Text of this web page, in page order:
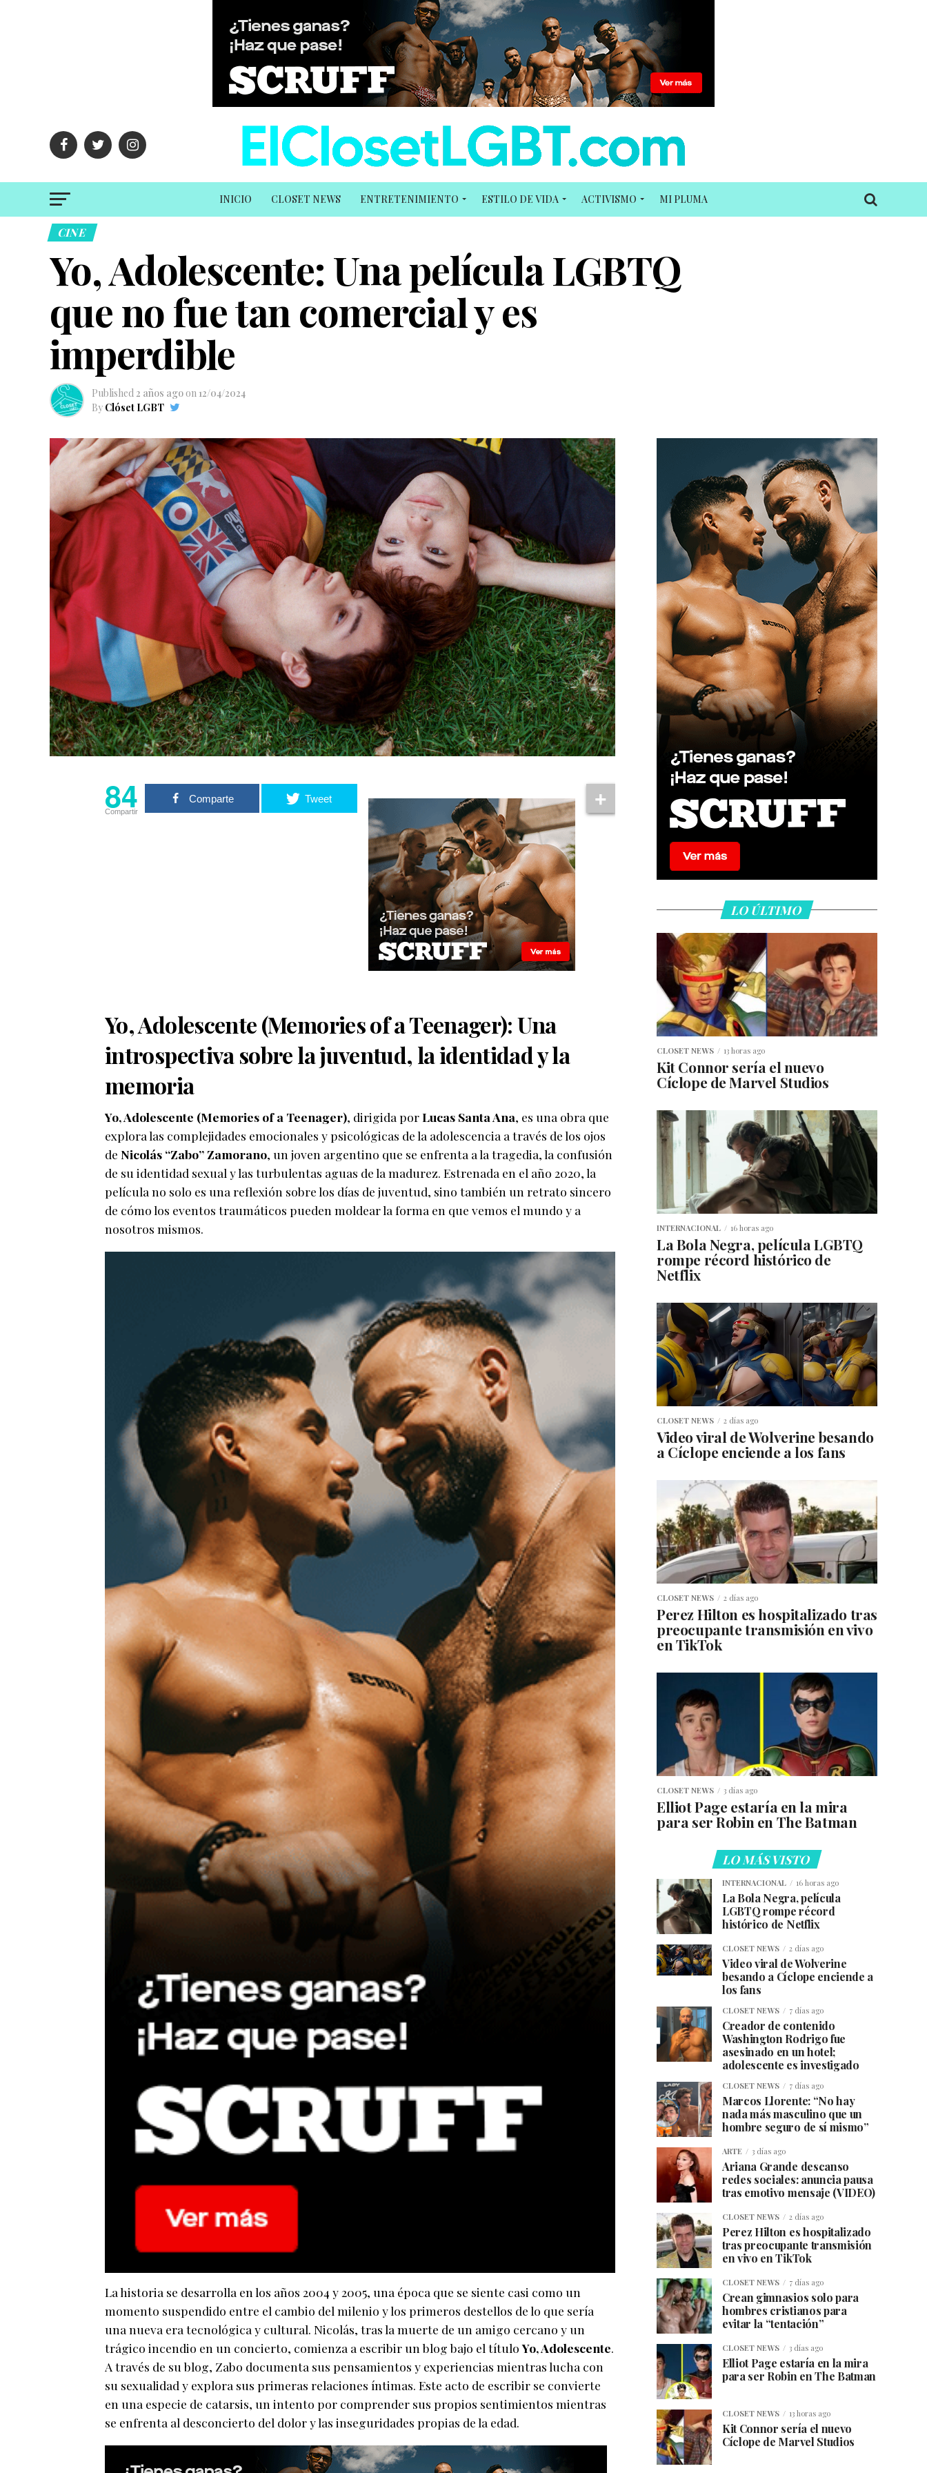
INICIO CLOSET NEWS ENTRETENIMIENTO ESTILO DE VIDA ACTIVISMO MI PLUMA
CINE
Yo, Adolescente: Una película LGBTQ
que no fue tan comercial y es
imperdible
Published2 años ago on 12/04/2024
By Clóset LGBT
84
Compartir
Comparte Tweet
Yo, Adolescente (Memories of a Teenager): Una
introspectiva sobre la juventud, la identidad y la
memoria
Yo, Adolescente (Memories of a Teenager), dirigida porLucas Santa Ana, es una obra que
explora las complejidades emocionales y psicológicas de la adolescencia a través de los ojos
de Nicolás “Zabo” Zamorano, un joven argentino que se enfrenta a la tragedia, la confusión
de su identidad sexual y las turbulentas aguas de la madurez. Estrenada en el año 2020, la
película no solo es una reflexión sobre los días de juventud, sino también un retrato sincero
de cómo los eventos traumáticos pueden moldear la forma en que vemos el mundo y a
nosotros mismos.
La historia se desarrolla en los años 2004 y 2005, una época que se siente casi como un
momento suspendido entre el cambio del milenio y los primeros destellos de lo que sería
una nueva era tecnológica y cultural. Nicolás, tras la muerte de un amigo cercano y un
trágico incendio en un concierto, comienza a escribir un blog bajo el títuloYo, Adolescente.
A través de su blog, Zabo documenta sus pensamientos y experiencias mientras lucha con
su sexualidad y explora sus primeras relaciones íntimas. Este acto de escribir se convierte
en una especie de catarsis, un intento por comprender sus propios sentimientos mientras
se enfrenta al desconcierto del dolor y las inseguridades propias de la edad.
LO ÚLTIMO
CLOSET NEWS 13 horas ago
Kit Connor sería el nuevo
Cíclope de Marvel Studios
INTERNACIONAL 16 horas ago
La Bola Negra, película LGBTQ
rompe récord histórico de
Netflix
CLOSET NEWS 2 días ago
Video viral de Wolverine besando
a Cíclope enciende a los fans
CLOSET NEWS 2 días ago
Perez Hilton es hospitalizado tras
preocupante transmisión en vivo
en TikTok
CLOSET NEWS 3 días ago
Elliot Page estaría en la mira
para ser Robin en The Batman
LO MÁS VISTO
INTERNACIONAL 16 horas ago
La Bola Negra, película
LGBTQ rompe récord
histórico de Netflix
CLOSET NEWS 2 días ago
Video viral de Wolverine
besando a Cíclope enciende a
los fans
CLOSET NEWS 7 días ago
Creador de contenido
Washington Rodrigo fue
asesinado en un hotel;
adolescente es investigado
CLOSET NEWS 7 días ago
Marcos Llorente: “No hay
nada más masculino que un
hombre seguro de sí mismo”
ARTE 3 días ago
Ariana Grande descanso
redes sociales: anuncia pausa
tras emotivo mensaje (VIDEO)
CLOSET NEWS 2 días ago
Perez Hilton es hospitalizado
tras preocupante transmisión
en vivo en TikTok
CLOSET NEWS 7 días ago
Crean gimnasios solo para
hombres cristianos para
evitar la “tentación”
CLOSET NEWS 3 días ago
Elliot Page estaría en la mira
para ser Robin en The Batman
CLOSET NEWS 13 horas ago
Kit Connor sería el nuevo
Cíclope de Marvel Studios